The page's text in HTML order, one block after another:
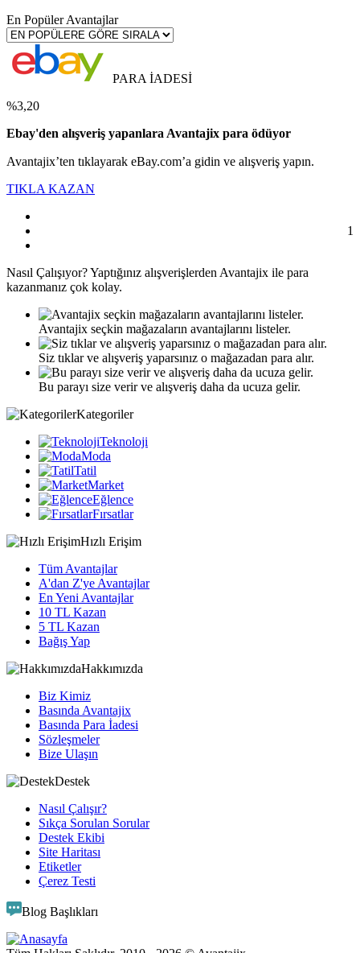
En Popüler Avantajlar
PARA İADESİ
%3,20
Ebay'den alışveriş yapanlara Avantajix para ödüyor
Avantajix’ten tıklayarak eBay.com’a gidin ve alışveriş yapın.
TIKLA KAZAN
1
Nasıl Çalışıyor?Yaptığınız alışverişlerden Avantajix ile para
kazanmanız çok kolay.
Avantajix seçkin mağazaların avantajlarını listeler.
Siz tıklar ve alışveriş yaparsınız o mağazadan para alır.
Bu parayı size verir ve alışveriş daha da ucuza gelir.
Kategoriler
Teknoloji
Moda
Tatil
Market
Eğlence
Fırsatlar
Hızlı Erişim
Tüm Avantajlar
A'dan Z'ye Avantajlar
En Yeni Avantajlar
10 TL Kazan
5 TL Kazan
Bağış Yap
Hakkımızda
Biz Kimiz
Basında Avantajix
Basında Para İadesi
Sözleşmeler
Bize Ulaşın
Destek
Nasıl Çalışır?
Sıkça Sorulan Sorular
Destek Ekibi
Site Haritası
Etiketler
Çerez Testi
Blog Başlıkları